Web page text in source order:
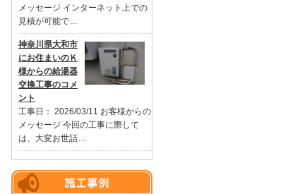
メッセージ インターネット上での
見積が可能で…
神奈川県大和市
にお住まいのＫ
様からの給湯器
交換工事のコメ
ント
工事日： 2026/03/11 お客様からの
メッセージ 今回の工事に際して
は、大変お世話…